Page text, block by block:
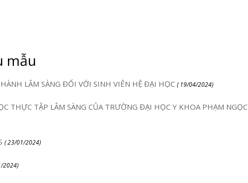
mẫu
LÂM SÀNG ĐỐI VỚI SINH VIÊN HỆ ĐẠI HỌC ( 19/04/2024)
THỰC TẬP LÂM SÀNG CỦA TRƯỜNG ĐẠI HỌC Y KHOA PHẠM NGỌC
( 23/01/2024)
2024)